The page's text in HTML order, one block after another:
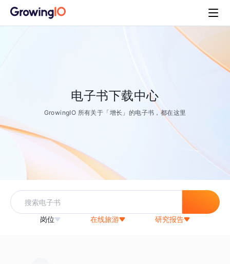
电子书下载中心
GrowingIO 所有关于「增长」的电子书，都在这里
岗位 在线旅游 研究报告